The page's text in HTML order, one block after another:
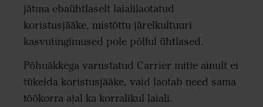
jätma ebaühtlaselt laialilaotatud
koristusjääke, mistõttu järelkultuuri
kasvutingimused pole põllul ühtlased.
Põhuäkkega varustatud Carrier mitte ainult ei
tükelda koristusjääke, vaid laotab need sama
töökorra ajal ka korralikul laiali.